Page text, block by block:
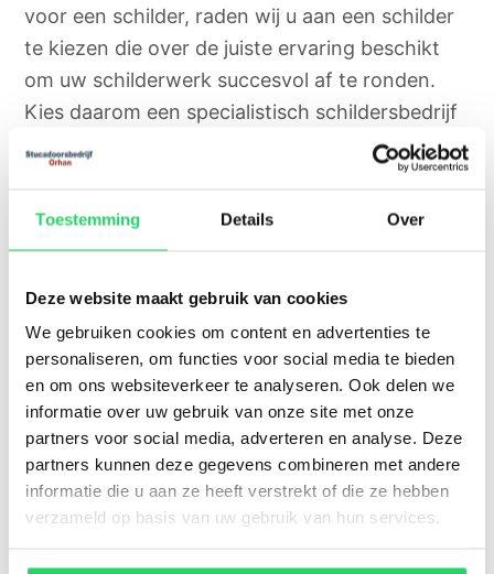
Toestemming Details Over
Deze website maakt gebruik van cookies
We gebruiken cookies om content en advertenties te
personaliseren, om functies voor social media te bieden
en om ons websiteverkeer te analyseren. Ook delen we
informatie over uw gebruik van onze site met onze
partners voor social media, adverteren en analyse. Deze
partners kunnen deze gegevens combineren met andere
informatie die u aan ze heeft verstrekt of die ze hebben
verzameld op basis van uw gebruik van hun services.
voor een schilder, raden wij u aan een schilder
te kiezen die over de juiste ervaring beschikt
om uw schilderwerk succesvol af te ronden.
Kies daarom een specialistisch schildersbedrijf
in IJsselstein en zet deze in voor uw klus. Met
een schilder van Orhan kunt u rekenen op een
prachtig en egaal resultaat!
Aanbod diensten
U kunt bij onze schilder in IJsselstein niet enkel
voor schilderwerk terecht. Onze vakman kan u
in nog vele andere diensten voorzien. Welke
diensten dit zijn? Deze hebben wij hieronder
voor u op een rijtje gezet:
Stucwerk: egaal stucwerk zonder fouten is